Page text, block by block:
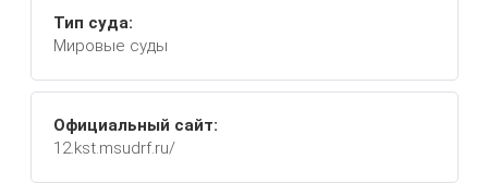
Тип суда:
Мировые суды
Официальный сайт:
12.kst.msudrf.ru/